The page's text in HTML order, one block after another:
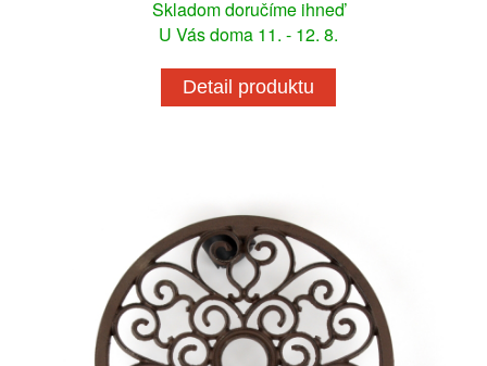
Skladom doručíme ihneď
U Vás doma 11. - 12. 8.
Detail produktu